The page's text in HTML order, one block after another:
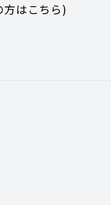
はこちら)